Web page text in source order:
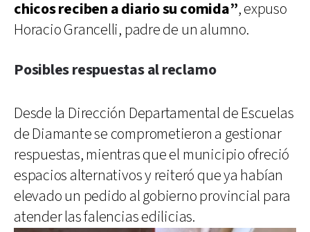
chicos reciben a diario su comida”, expuso
Horacio Grancelli, padre de un alumno.
Posibles respuestas al reclamo
Desde la Dirección Departamental de Escuelas
de Diamante se comprometieron a gestionar
respuestas, mientras que el municipio ofreció
espacios alternativos y reiteró que ya habían
elevado un pedido al gobierno provincial para
atender las falencias edilicias.